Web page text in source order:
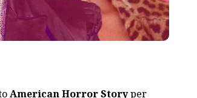
American Horror Storyper